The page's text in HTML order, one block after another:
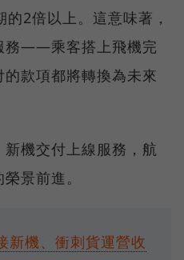
2倍以上。這意味著，
務——乘客搭上飛機完
款項都將轉換為未來
機交付上線服務，航
景前進。
新機、衝刺貨運營收